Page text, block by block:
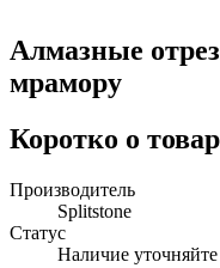
Алмазные
мрамору
Коротко о
Производитель
Splitstone
Статус
Наличие уточняйте